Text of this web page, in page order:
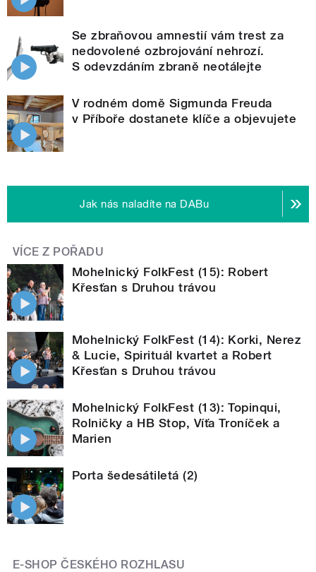
Se zbraňovou amnestií vám trest za
nedovolené ozbrojování nehrozí.
S odevzdáním zbraně neotálejte
V rodném domě Sigmunda Freuda
v Příboře dostanete klíče a objevujete
Jak nás naladíte na DABu
VÍCE Z POŘADU
Mohelnický FolkFest (15): Robert
Křesťan s Druhou trávou
Mohelnický FolkFest (14): Korki, Nerez
& Lucie, Spirituál kvartet a Robert
Křesťan s Druhou trávou
Mohelnický FolkFest (13): Topinqui,
Rolničky a HB Stop, Víťa Troníček a
Marien
Porta šedesátiletá (2)
E-SHOP ČESKÉHO ROZHLASU